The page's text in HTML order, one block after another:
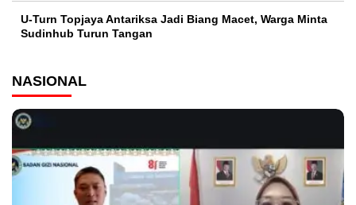
U-Turn Topjaya Antariksa Jadi Biang Macet, Warga Minta
Sudinhub Turun Tangan
NASIONAL